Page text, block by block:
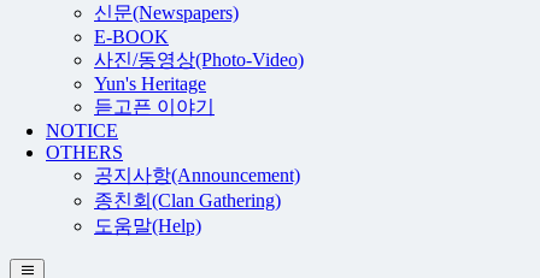
신문(Newspapers)
E-BOOK
사진/동영상(Photo-Video)
Yun's Heritage
듣고픈 이야기
NOTICE
OTHERS
공지사항(Announcement)
종친회(Clan Gathering)
도움말(Help)